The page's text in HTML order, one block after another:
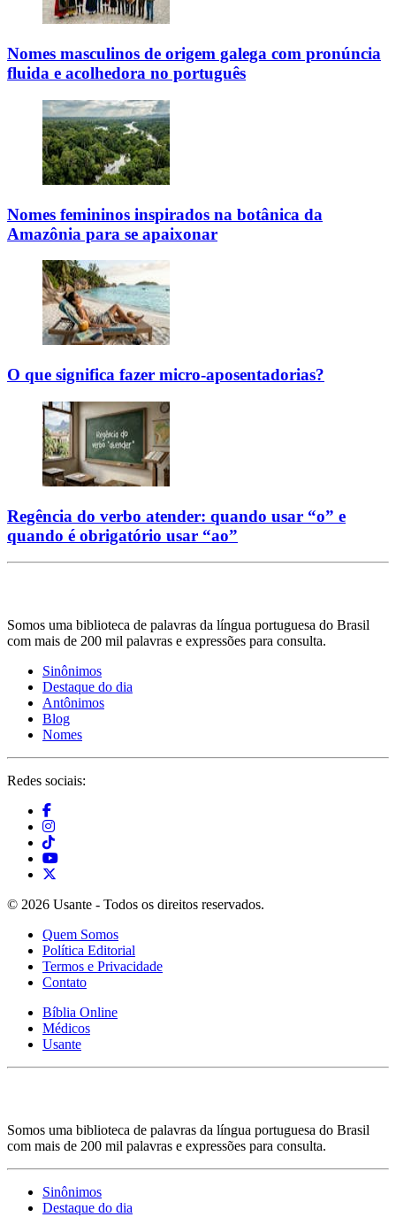
Nomes masculinos de origem galega com pronúncia
fluida e acolhedora no português
Nomes femininos inspirados na botânica da
Amazônia para se apaixonar
O que significa fazer micro-aposentadorias?
Regência do verbo atender: quando usar “o” e
quando é obrigatório usar “ao”
Somos uma biblioteca de palavras da língua portuguesa do Brasil
com mais de 200 mil palavras e expressões para consulta.
Sinônimos
Destaque do dia
Antônimos
Blog
Nomes
Redes sociais:
© 2026 Usante - Todos os direitos reservados.
Quem Somos
Política Editorial
Termos e Privacidade
Contato
Bíblia Online
Médicos
Usante
Somos uma biblioteca de palavras da língua portuguesa do Brasil
com mais de 200 mil palavras e expressões para consulta.
Sinônimos
Destaque do dia